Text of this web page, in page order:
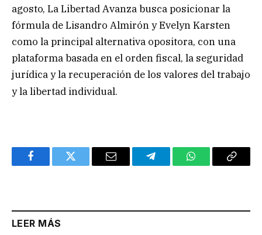
agosto, La Libertad Avanza busca posicionar la
fórmula de Lisandro Almirón y Evelyn Karsten
como la principal alternativa opositora, con una
plataforma basada en el orden fiscal, la seguridad
jurídica y la recuperación de los valores del trabajo
y la libertad individual.
FacebookTwitter Email TelegramWhatsAppCopy
LEER MÁS